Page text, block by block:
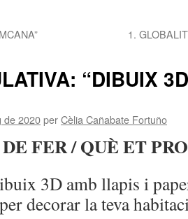
1.
“DIBUIX
de 2020perCèlia Cañabate Fortuño
FER / QUÈ ET
3D amb llapis i
decorar la teva